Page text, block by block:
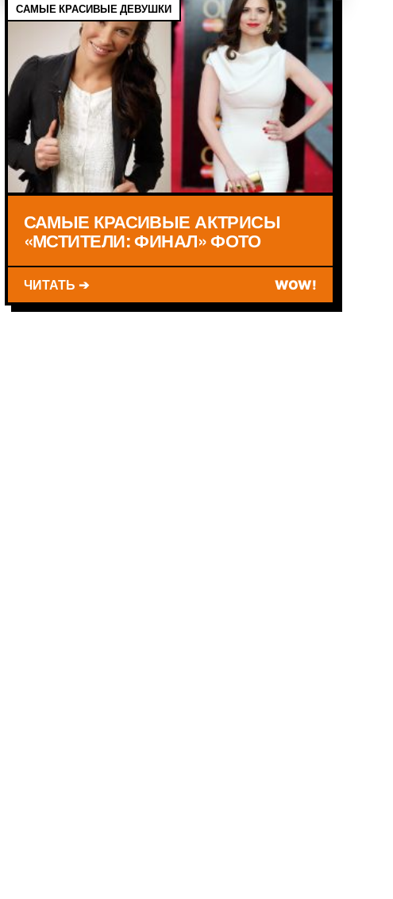
САМЫЕ КРАСИВЫЕ ДЕВУШКИ
САМЫЕ КРАСИВЫЕ АКТРИСЫ
«МСТИТЕЛИ: ФИНАЛ» ФОТО
ЧИТАТЬ ➔ WOW!